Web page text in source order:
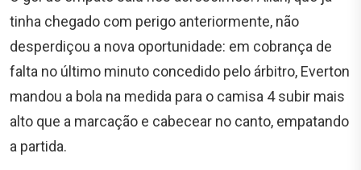
tinha chegado com perigo anteriormente, não
desperdiçou a nova oportunidade: em cobrança de
falta no último minuto concedido pelo árbitro, Everton
mandou a bola na medida para o camisa 4 subir mais
alto que a marcação e cabecear no canto, empatando
a partida.